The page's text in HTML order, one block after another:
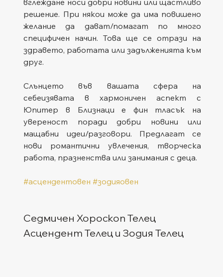
решение. При някои може да има повишено
желание да дават/помагат по много
специфичен начин. Това ще се отрази на
здравето, работата или задълженията към
друг.
Слънцето във вашата сфера на
себеизявата в хармоничен аспект с
Юпитер в Близнаци е фин тласък на
увереност поради добри новини или
мащабни идеи/разговори. Предлагат се
нови романтични увлечения, творческа
работа, празненства или занимания с деца.
#асцендентовен #зодияовен
Седмичен Хороскоп Телец
Асцендент Телец и Зодия Телец